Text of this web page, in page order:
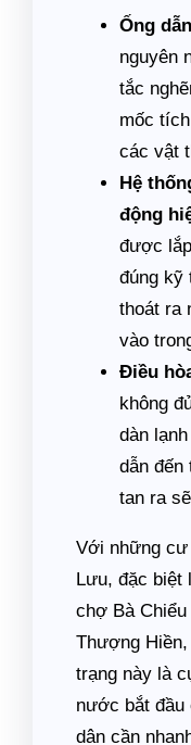
Ống
nguyên
tắc
mốc
các vật
Hệ
động
được
đúng kỹ
thoát ra
vào
Điều
không
dàn
dẫn đến
tan ra
Với những cư
Lưu, đặc biệt
chợ Bà
Thượng
trạng này là
nước bắt
dân cần